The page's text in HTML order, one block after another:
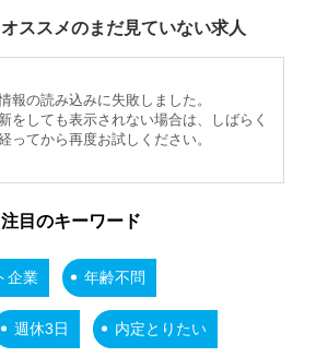
ススメのまだ見ていない求人
報の読み込みに失敗しました。
をしても表示されない場合は、しばらく
ってから再度お試しください。
注目のキーワード
企業 年齢不問
週休3日 内定とりたい